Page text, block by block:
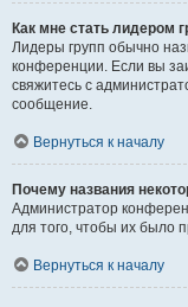
Как мне стать лидером
Лидеры групп обычно
конференции. Если вы
свяжитесь с
сообщение.
Вернуться к началу
Почему названия
Администратор
для того, чтобы их было
Вернуться к началу